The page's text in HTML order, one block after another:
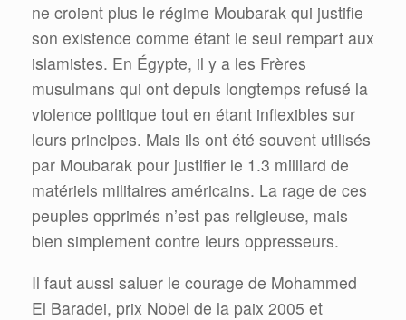
ne croient plus le régime Moubarak qui justifie
son existence comme étant le seul rempart aux
islamistes. En Égypte, il y a les Frères
musulmans qui ont depuis longtemps refusé la
violence politique tout en étant inflexibles sur
leurs principes. Mais ils ont été souvent utilisés
par Moubarak pour justifier le 1.3 milliard de
matériels militaires américains. La rage de ces
peuples opprimés n’est pas religieuse, mais
bien simplement contre leurs oppresseurs.
Il faut aussi saluer le courage de Mohammed
El Baradei, prix Nobel de la paix 2005 et